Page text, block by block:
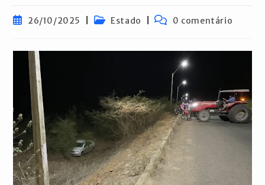
Post26/10/2025
Categoria
Estado
Comentários
0 comentário